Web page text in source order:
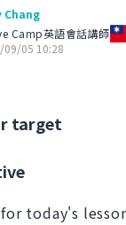
Chang
Camp英語會話講師
09/05 10:28
target
today's